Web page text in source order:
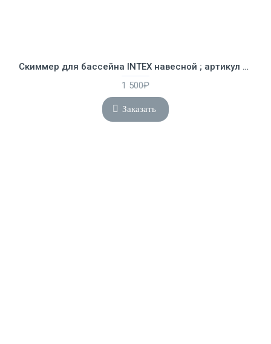
Скиммер для бассейна INTEX навесной ; артикул 28000
1 500₽
Заказать